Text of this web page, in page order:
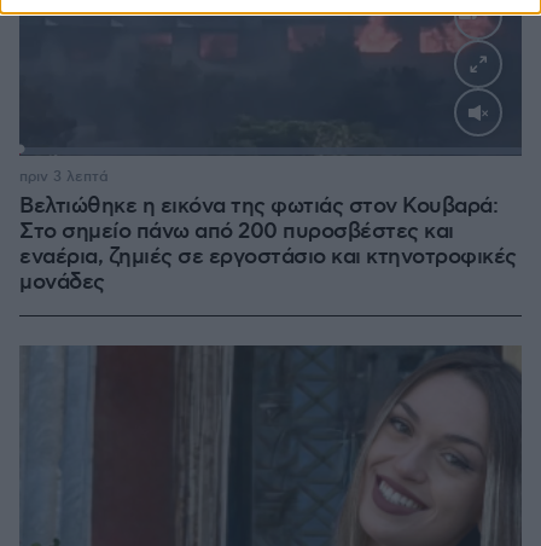
Loaded
Βελτιώθηκε η εικόνα της φωτιάς στον Κουβαρά:
Στο σημείο πάνω από 200 πυροσβέστες και
εναέρια, ζημιές σε εργοστάσιο και κτηνοτροφικές
μονάδες
πριν 3 λεπτά